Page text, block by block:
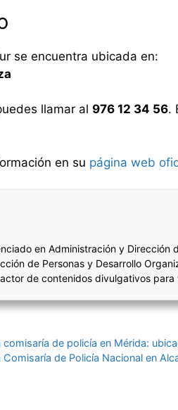
se encuentra ubicada en:
llamar al 976 12 34 56.
en su página web
en Administración y Dirección
de Personas y Desarrollo
de contenidos divulgativos
de policía en Mérida:
de Policía Nacional en